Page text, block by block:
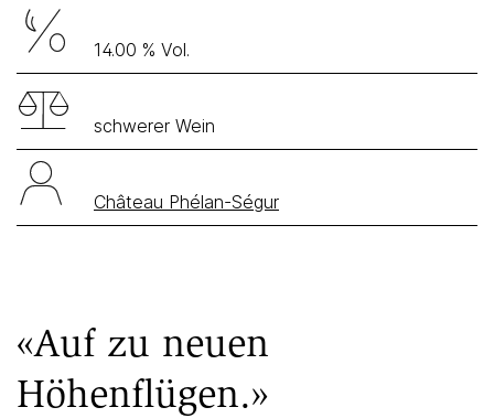
14.00 % Vol.
schwerer Wein
Château Phélan-Ségur
«Auf zu neuen
Höhenflügen.»